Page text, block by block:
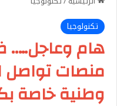
تكنولوجيا
هام وعاجل…..
منصات تواصل
وطنية خاصة